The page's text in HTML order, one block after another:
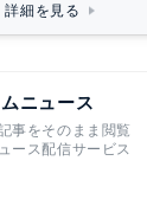
詳細を見る
ニュース
事をそのまま閲覧
ース配信サービス